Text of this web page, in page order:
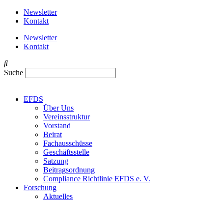
Newsletter
Kontakt
Newsletter
Kontakt
Suche
EFDS
Über Uns
Vereinsstruktur
Vorstand
Beirat
Fachausschüsse
Geschäftsstelle
Satzung
Beitragsordnung
Compliance Richtlinie EFDS e. V.
Forschung
Aktuelles